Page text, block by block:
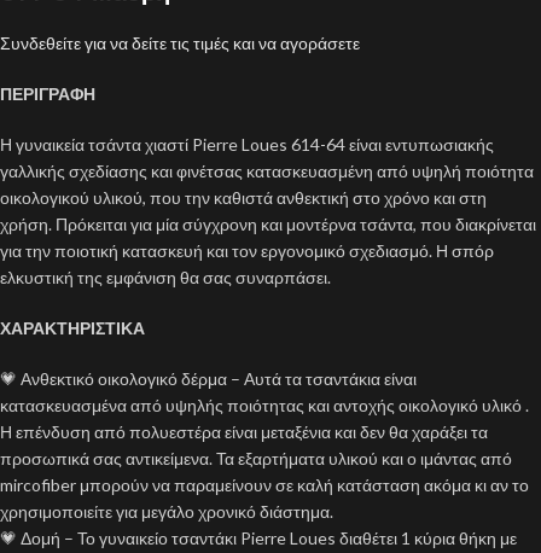
Συνδεθείτε για να δείτε τις τιμές και να αγοράσετε
ΠΕΡΙΓΡΑΦΗ
Η γυναικεία τσάντα χιαστί Pierre Loues 614-64 είναι εντυπωσιακής
γαλλικής σχεδίασης και φινέτσας κατασκευασμένη από υψηλή ποιότητα
οικολογικού υλικού, που την καθιστά ανθεκτική στο χρόνο και στη
χρήση. Πρόκειται για μία σύγχρονη και μοντέρνα τσάντα, που διακρίνεται
για την ποιοτική κατασκευή και τον εργονομικό σχεδιασμό. Η σπόρ
ελκυστική της εμφάνιση θα σας συναρπάσει.
ΧΑΡΑΚΤΗΡΙΣΤΙΚΑ
💗 Ανθεκτικό οικολογικό δέρμα – Αυτά τα τσαντάκια είναι
κατασκευασμένα από υψηλής ποιότητας και αντοχής οικολογικό υλικό .
Η επένδυση από πολυεστέρα είναι μεταξένια και δεν θα χαράξει τα
προσωπικά σας αντικείμενα. Τα εξαρτήματα υλικού και ο ιμάντας από
mircofiber μπορούν να παραμείνουν σε καλή κατάσταση ακόμα κι αν το
χρησιμοποιείτε για μεγάλο χρονικό διάστημα.
💗 Δομή – Το γυναικείο τσαντάκι Pierre Loues διαθέτει 1 κύρια θήκη με